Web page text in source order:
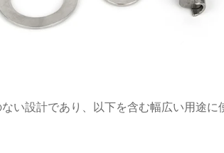
い設計であり、以下を含む幅広い用途に